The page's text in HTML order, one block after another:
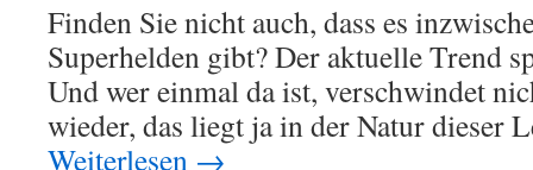
Finden Sie nicht auch, dass es
Superhelden gibt? Der aktuelle Trend
Und wer einmal da ist, verschwindet
wieder, das liegt ja in der Natur dieser
Weiterlesen →